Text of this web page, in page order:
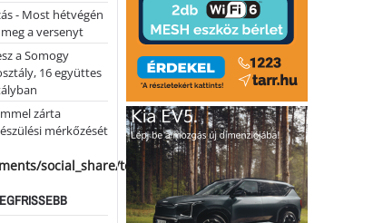
social_share/templates/template.php
- Most hétvégén
a versenyt
a Somogy
16 együttes
zárta
mérkőzését